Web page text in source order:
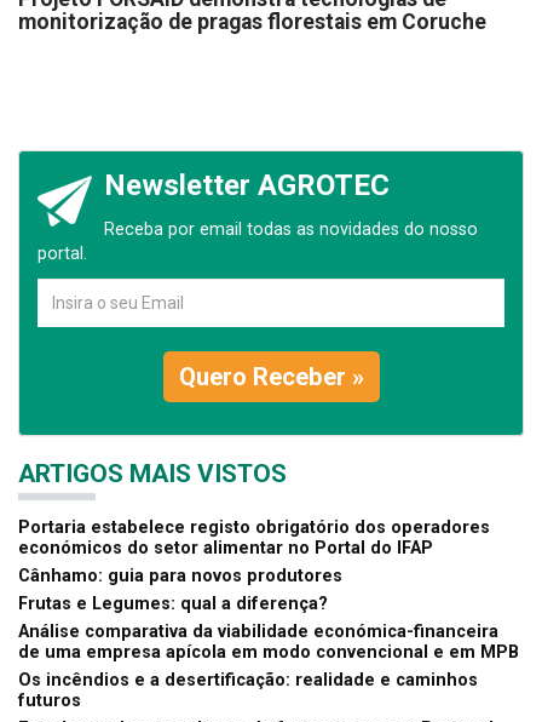
monitorização de pragas florestais em Coruche
Newsletter AGROTEC
Receba por email todas as novidades do nosso
portal.
Quero Receber »
ARTIGOS MAIS VISTOS
Portaria estabelece registo obrigatório dos operadores
económicos do setor alimentar no Portal do IFAP
Cânhamo: guia para novos produtores
Frutas e Legumes: qual a diferença?
Análise comparativa da viabilidade económica-financeira
de uma empresa apícola em modo convencional e em MPB
Os incêndios e a desertificação: realidade e caminhos
futuros